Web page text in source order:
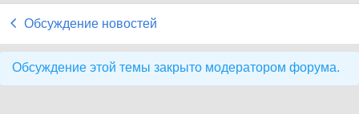
Обсуждение новостей
Обсуждение этой темы закрыто модератором форума.